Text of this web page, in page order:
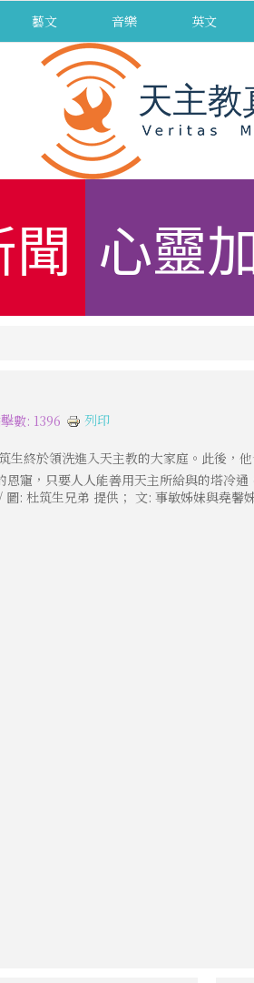
藝文 音樂 英文
心靈
數: 1396 列印
生終於領洗進入天主教的大家庭。此後
寵，只要人人能善用天主所給與的塔冷
: 杜筑生兄弟 提供； 文: 事敏姊妹與堯馨